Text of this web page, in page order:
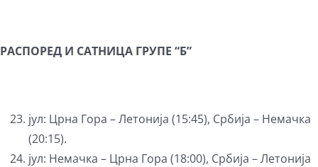
РАСПОРЕД И СAТНИЦА ГРУПЕ “Б”
јул: Црна Гора – Летонија (15:45), Србија – Немачка
(20:15).
јул: Немачка – Црна Гора (18:00), Србија – Летонија